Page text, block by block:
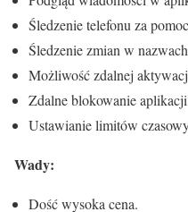
Śledzenie telefonu za
Śledzenie zmian w
Możliwość zdalnej
Zdalne blokowanie
Ustawianie limitów
Wady:
Dość wysoka cena.